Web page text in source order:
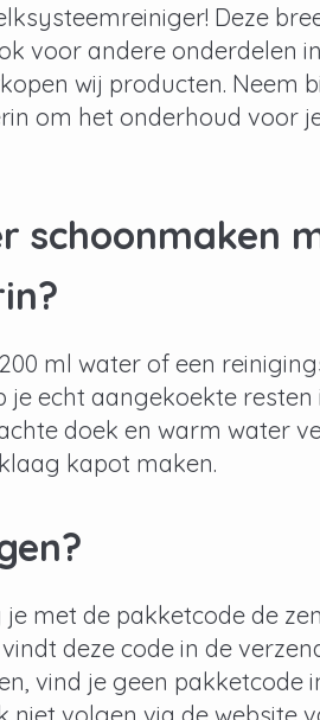
Deze
voor andere onderdelen
wij producten. Neem
om het onderhoud voor
schoonmaken
ml water of een
echt aangekoekte resten
doek en warm water
kapot maken.
met de pakketcode de
deze code in de
vind je geen pakketcode